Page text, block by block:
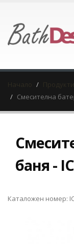
Начало Продукти
Смесителна
баня -
Каталожен номер: